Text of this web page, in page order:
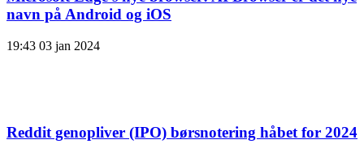
navn på Android og iOS
19:43 03 jan 2024
Reddit genopliver (IPO) børsnotering håbet for 2024